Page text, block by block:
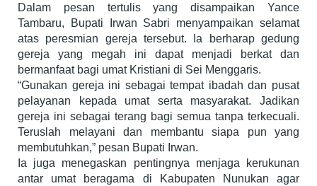
Dalam pesan tertulis yang disampaikan Yance
Tambaru, Bupati Irwan Sabri menyampaikan selamat
atas peresmian gereja tersebut. Ia berharap gedung
gereja yang megah ini dapat menjadi berkat dan
bermanfaat bagi umat Kristiani di Sei Menggaris.
“Gunakan gereja ini sebagai tempat ibadah dan pusat
pelayanan kepada umat serta masyarakat. Jadikan
gereja ini sebagai terang bagi semua tanpa terkecuali.
Teruslah melayani dan membantu siapa pun yang
membutuhkan,” pesan Bupati Irwan.
Ia juga menegaskan pentingnya menjaga kerukunan
antar umat beragama di Kabupaten Nunukan agar